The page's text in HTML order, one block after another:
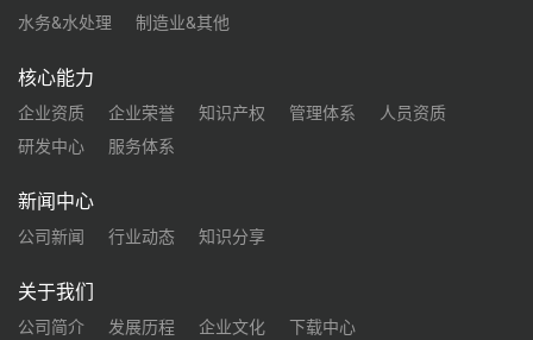
水务&水处理
制造业&其他
核心能力
企业资质 企业荣誉 知识产权 管理体系
人员资质
研发中心
服务体系
新闻中心
公司新闻 行业动态 知识分享
关于我们
公司简介 发展历程 企业文化 下载中心